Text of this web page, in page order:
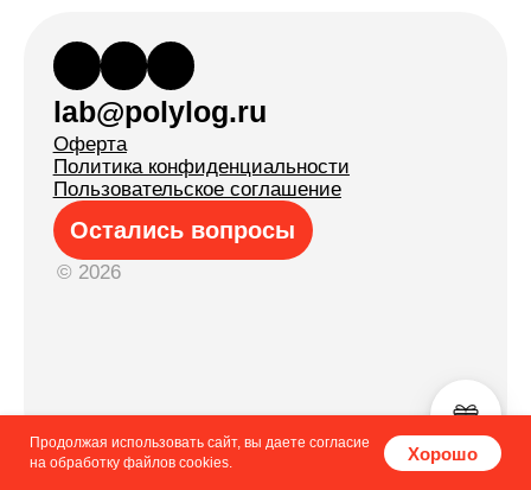
Продолжая использовать сайт, вы даете согласие
на обработку файлов cookies.
Хорошо